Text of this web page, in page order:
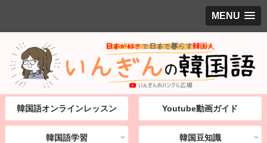
MENU
韓国語オンラインレッスン Youtube動画ガイド
韓国語学習 韓国豆知識